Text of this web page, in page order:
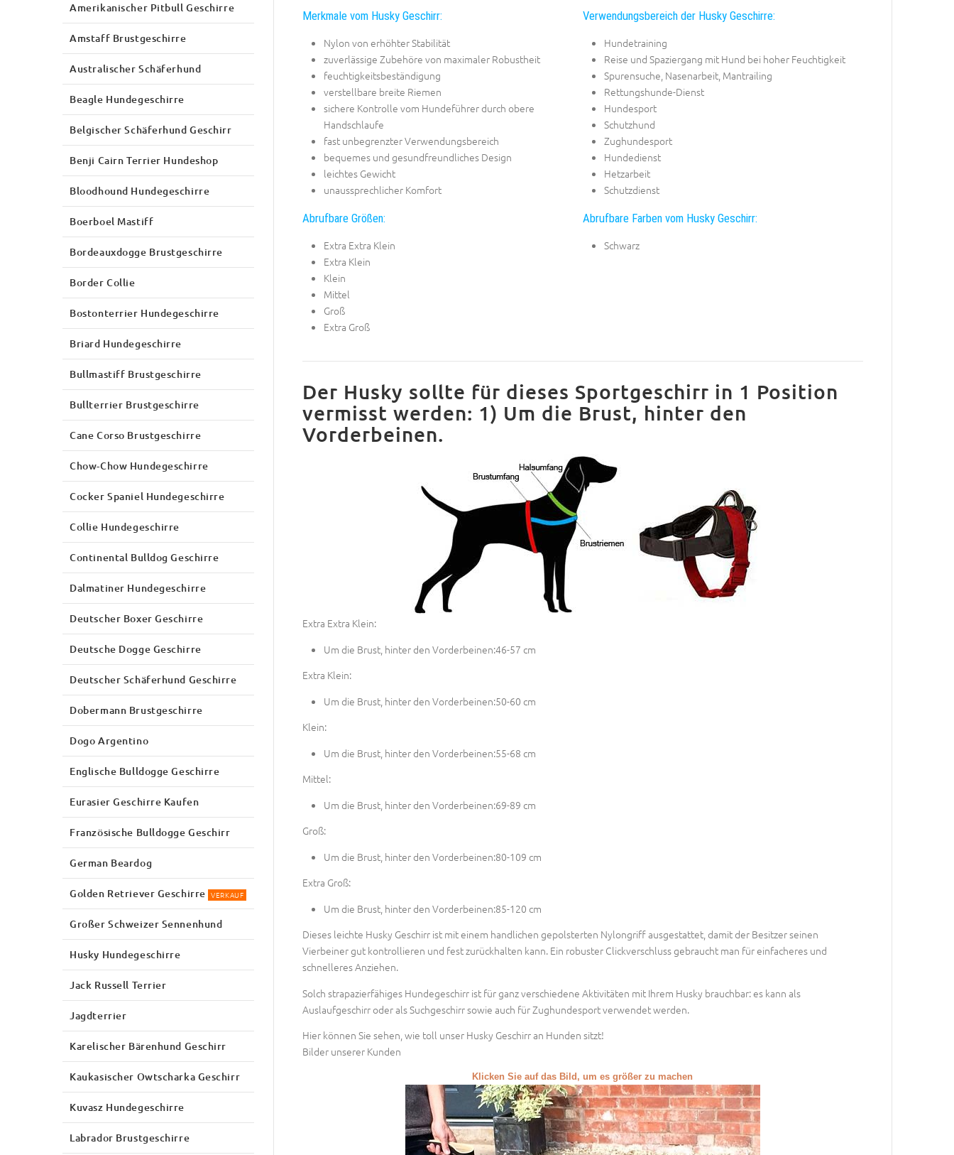
Merkmale vom Husky Geschirr:
Nylon von erhöhter Stabilität
zuverlässige Zubehöre von maximaler Robustheit
feuchtigkeitsbeständigung
verstellbare breite Riemen
sichere Kontrolle vom Hundeführer durch obere
Handschlaufe
fast unbegrenzter Verwendungsbereich
bequemes und gesundfreundliches Design
leichtes Gewicht
unaussprechlicher Komfort
Verwendungsbereich der Husky Geschirre:
Hundetraining
Reise und Spaziergang mit Hund bei hoher Feuchtigkeit
Spurensuche, Nasenarbeit, Mantrailing
Rettungshunde-Dienst
Hundesport
Schutzhund
Zughundesport
Hundedienst
Hetzarbeit
Schutzdienst
Abrufbare Größen:
Extra Extra Klein
Extra Klein
Klein
Mittel
Groß
Extra Groß
Abrufbare Farben vom Husky Geschirr:
Schwarz
Der Husky sollte für dieses Sportgeschirr in 1 Position
vermisst werden: 1) Um die Brust, hinter den
Vorderbeinen.
Extra Extra Klein:
Um die Brust, hinter den Vorderbeinen:46-57 cm
Extra Klein:
Um die Brust, hinter den Vorderbeinen:50-60 cm
Klein:
Um die Brust, hinter den Vorderbeinen:55-68 cm
Mittel:
Um die Brust, hinter den Vorderbeinen:69-89 cm
Groß:
Um die Brust, hinter den Vorderbeinen:80-109 cm
Extra Groß:
Um die Brust, hinter den Vorderbeinen:85-120 cm
Dieses leichte Husky Geschirr ist mit einem handlichen gepolsterten Nylongriff ausgestattet, damit der Besitzer seinen
Vierbeiner gut kontrollieren und fest zurückhalten kann. Ein robuster Clickverschluss gebraucht man für einfacheres und
schnelleres Anziehen.
Solch strapazierfähiges Hundegeschirr ist für ganz verschiedene Aktivitäten mit Ihrem Husky brauchbar: es kann als
Auslaufgeschirr oder als Suchgeschirr sowie auch für Zughundesport verwendet werden.
Hier können Sie sehen, wie toll unser Husky Geschirr an Hunden sitzt!
Bilder unserer Kunden
Klicken Sie auf das Bild, um es größer zu machen
Amerikanischer Pitbull Geschirre
Amstaff Brustgeschirre
Australischer Schäferhund
Beagle Hundegeschirre
Belgischer Schäferhund Geschirr
Benji Cairn Terrier Hundeshop
Bloodhound Hundegeschirre
Boerboel Mastiff
Bordeauxdogge Brustgeschirre
Border Collie
Bostonterrier Hundegeschirre
Briard Hundegeschirre
Bullmastiff Brustgeschirre
Bullterrier Brustgeschirre
Cane Corso Brustgeschirre
Chow-Chow Hundegeschirre
Cocker Spaniel Hundegeschirre
Collie Hundegeschirre
Continental Bulldog Geschirre
Dalmatiner Hundegeschirre
Deutscher Boxer Geschirre
Deutsche Dogge Geschirre
Deutscher Schäferhund Geschirre
Dobermann Brustgeschirre
Dogo Argentino
Englische Bulldogge Geschirre
Eurasier Geschirre Kaufen
Französische Bulldogge Geschirr
German Beardog
Golden Retriever Geschirre VERKAUF
Großer Schweizer Sennenhund
Husky Hundegeschirre
Jack Russell Terrier
Jagdterrier
Karelischer Bärenhund Geschirr
Kaukasischer Owtscharka Geschirr
Kuvasz Hundegeschirre
Labrador Brustgeschirre